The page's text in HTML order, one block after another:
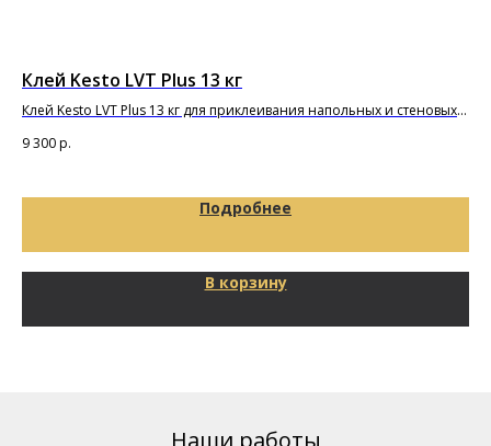
Клей Kesto LVT Plus 13 кг
Клей Kesto LVT Plus 13 кг для приклеивания напольных и стеновых
9 300р.
Подробнее
В корзину
Наши работы